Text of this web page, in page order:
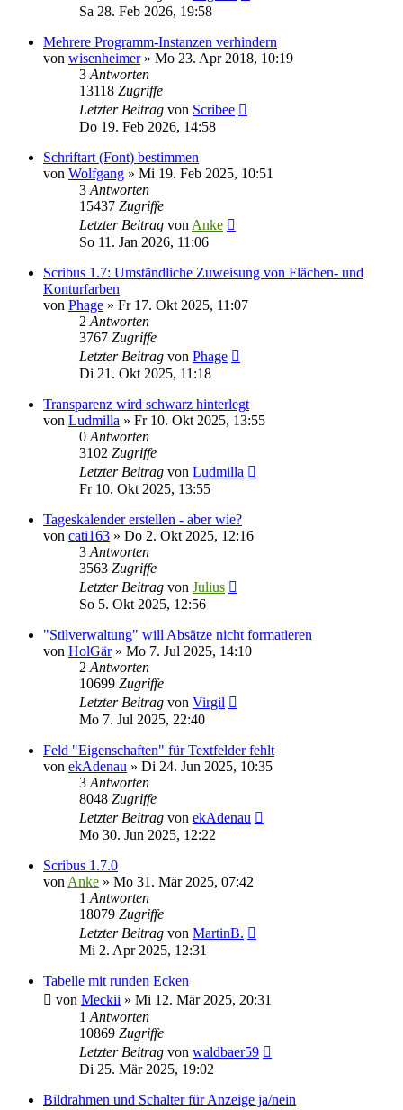
Sa 28. Feb 2026, 19:58
Mehrere Programm-Instanzen verhindern
von wisenheimer» Mo 23. Apr 2018, 10:19
3 Antworten
13118 Zugriffe
Letzter Beitrag von Scribee
Do 19. Feb 2026, 14:58
Schriftart (Font) bestimmen
von Wolfgang » Mi 19. Feb 2025, 10:51
3 Antworten
15437 Zugriffe
Letzter Beitrag von Anke
So 11. Jan 2026, 11:06
Scribus 1.7: Umständliche Zuweisung von Flächen- und
Konturfarben
von Phage » Fr 17. Okt 2025, 11:07
2 Antworten
3767 Zugriffe
Letzter Beitrag von Phage
Di 21. Okt 2025, 11:18
Transparenz wird schwarz hinterlegt
von Ludmilla » Fr 10. Okt 2025, 13:55
0 Antworten
3102 Zugriffe
Letzter Beitrag von Ludmilla
Fr 10. Okt 2025, 13:55
Tageskalender erstellen - aber wie?
von cati163 » Do 2. Okt 2025, 12:16
3 Antworten
3563 Zugriffe
Letzter Beitrag von Julius
So 5. Okt 2025, 12:56
"Stilverwaltung" will Absätze nicht formatieren
von HolGär» Mo 7. Jul 2025, 14:10
2 Antworten
10699 Zugriffe
Letzter Beitrag von Virgil
Mo 7. Jul 2025, 22:40
Feld "Eigenschaften" für Textfelder fehlt
von ekAdenau » Di 24. Jun 2025, 10:35
3 Antworten
8048 Zugriffe
Letzter Beitrag von ekAdenau
Mo 30. Jun 2025, 12:22
Scribus 1.7.0
von Anke » Mo 31. Mär 2025, 07:42
1 Antworten
18079 Zugriffe
Letzter Beitrag von MartinB.
Mi 2. Apr 2025, 12:31
Tabelle mit runden Ecken
von Meckii » Mi 12. Mär 2025, 20:31
1 Antworten
10869 Zugriffe
Letzter Beitrag von waldbaer59
Di 25. Mär 2025, 19:02
Bildrahmen und Schalter für Anzeige ja/nein